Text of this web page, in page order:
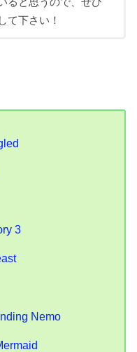
ると思うので、ぜひ
て下さい！
3
Nemo